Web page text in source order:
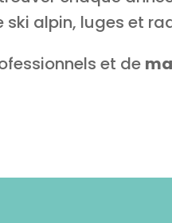
alpin, luges et
et de